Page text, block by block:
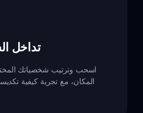
تداخل
اسحب وترتيب شخصياتك
المكان، مع تجربة كيفية